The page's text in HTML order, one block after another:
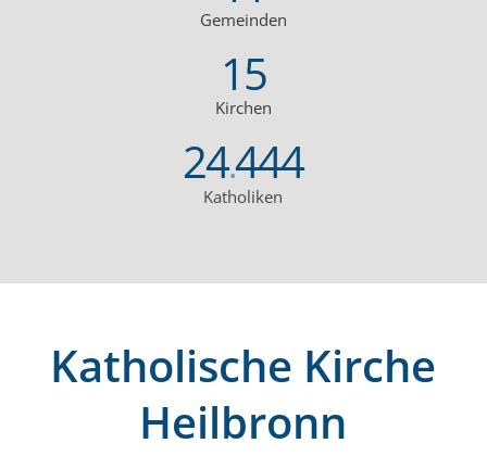
Gemeinden
15
Kirchen
24.444
Katholiken
Katholische Kirche
Heilbronn